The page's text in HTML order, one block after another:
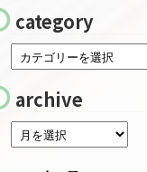
category
archive